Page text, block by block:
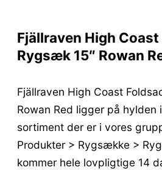
Fjällraven High
Rygsæk 15″ Rowan
Fjällraven High Coast
Rowan Red ligger på hylden
sortiment der er i vores
Produkter > Rygsække >
kommer hele lovpligtige 14